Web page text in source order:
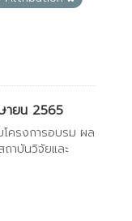
ายน 2565
ครงการอบรม ผล
าบันวิจัยและ